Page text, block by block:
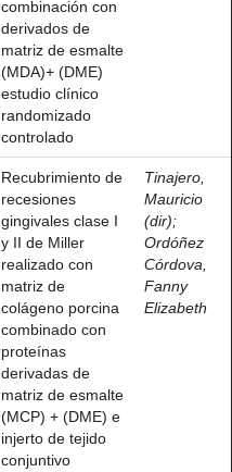
combinación con
derivados de
matriz de esmalte
(MDA)+ (DME)
estudio clínico
randomizado
controlado
Recubrimiento de
recesiones
gingivales clase I
y II de Miller
realizado con
matriz de
colágeno porcina
combinado con
proteínas
derivadas de
matriz de esmalte
(MCP) + (DME) e
injerto de tejido
conjuntivo
Tinajero,
Mauricio
(dir);
Ordóñez
Córdova,
Fanny
Elizabeth